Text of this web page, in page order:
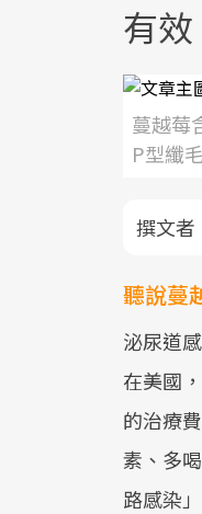
有效
蔓越莓
P型纖
撰文者
聽說蔓
泌尿道
在美國
的治療
素、多
路感染